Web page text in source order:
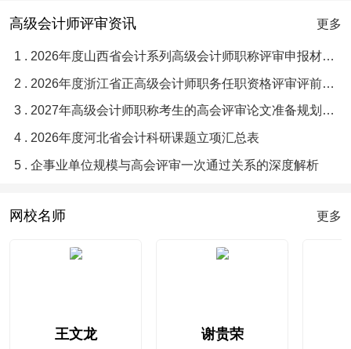
高级会计师评审资讯 更多
1 . 2026年度山西省会计系列高级会计师职称评审申报材料目录与要求须知
2 . 2026年度浙江省正高级会计师职务任职资格评审评前公示
3 . 2027年高级会计师职称考生的高会评审论文准备规划指南
4 . 2026年度河北省会计科研课题立项汇总表
5 . 企事业单位规模与高会评审一次通过关系的深度解析
网校名师 更多
王文龙 谢贵荣